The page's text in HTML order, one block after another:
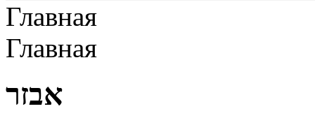
Главная
Главная
אבזר